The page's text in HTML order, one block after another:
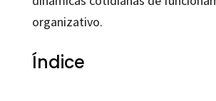
organizativo.
Índice